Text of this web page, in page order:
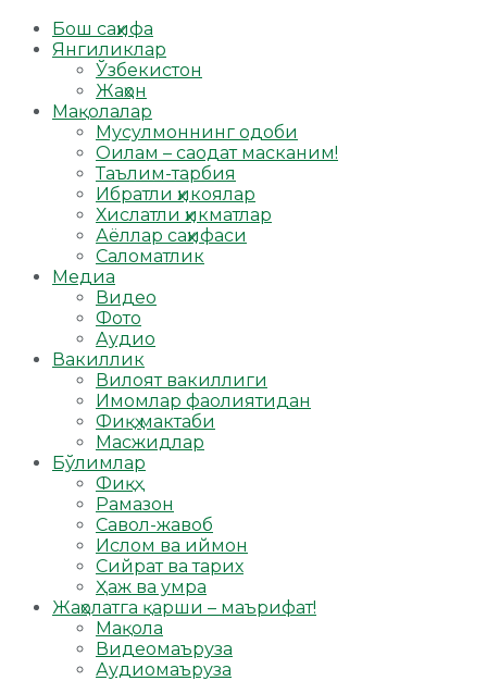
Бош саҳифа
Янгиликлар
Ўзбекистон
Жаҳон
Мақолалар
Мусулмоннинг одоби
Оилам – саодат масканим!
Таълим-тарбия
Ибратли ҳикоялар
Хислатли ҳикматлар
Аёллар саҳифаси
Саломатлик
Медиа
Видео
Фото
Аудио
Вакиллик
Вилоят вакиллиги
Имомлар фаолиятидан
Фиқҳ мактаби
Масжидлар
Бўлимлар
Фиқҳ
Рамазон
Савол-жавоб
Ислом ва иймон
Сийрат ва тарих
Ҳаж ва умра
Жаҳолатга қарши – маърифат!
Мақола
Видеомаъруза
Аудиомаъруза